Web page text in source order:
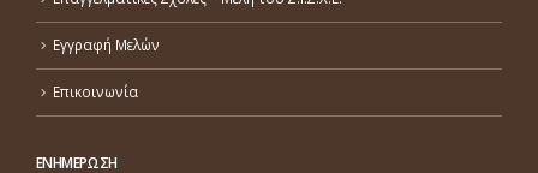
Εγγραφή Μελών
Επικοινωνία
ΕΝΗΜΕΡΩΣΗ